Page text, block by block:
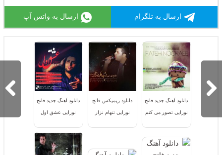
ارسال به تلگرام ارسال به واتس آپ
دانلود آهنگ جدید فاتح
نورایی تصور می کنم
دانلود ریمیکس فاتح
نورایی تنهام نزار
دانلود آهنگ جدید فاتح
نورایی عشق اول